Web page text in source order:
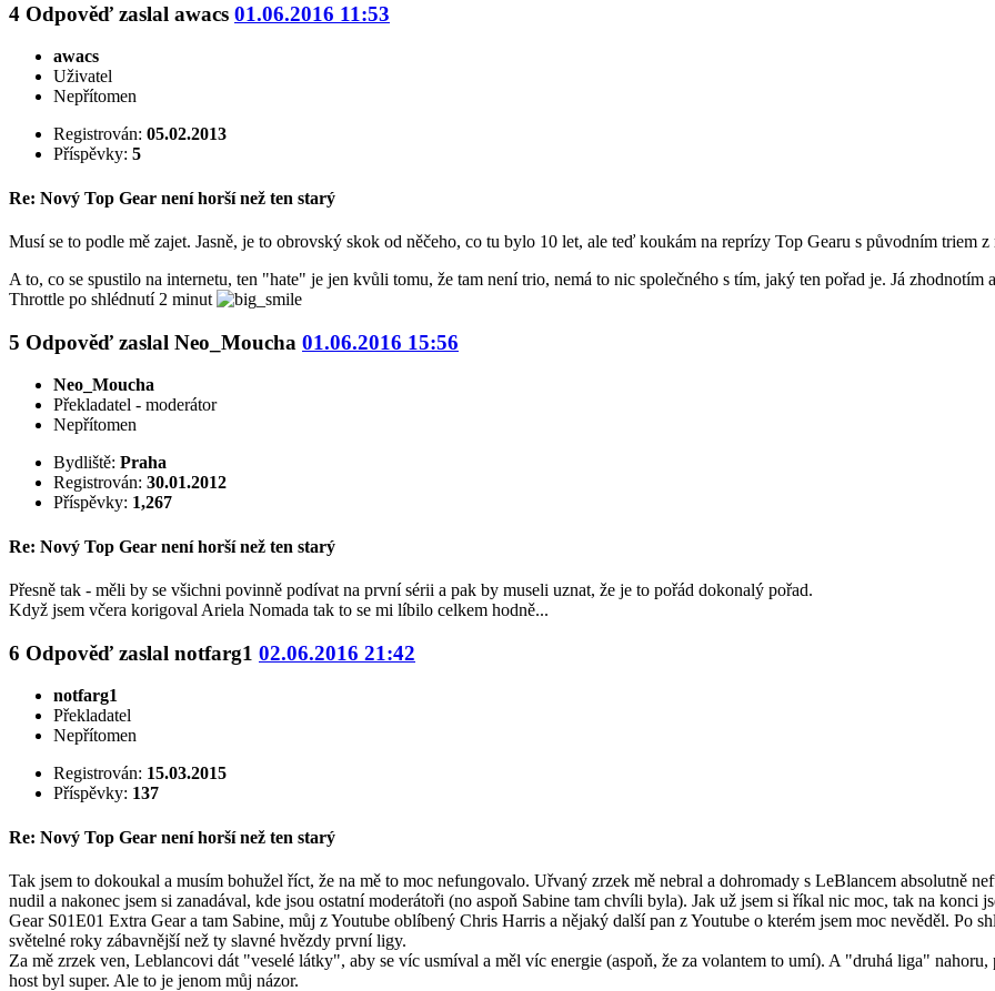
4 Odpověď zaslal awacs 01.06.2016 11:53
awacs
Uživatel
Nepřítomen
Registrován: 05.02.2013
Příspěvky: 5
Re: Nový Top Gear není horší než ten starý
Musí se to podle mě zajet. Jasně, je to obrovský skok od něčeho, co tu bylo 10 let, ale teď koukám na reprízy Top Gearu s původním triem
A to, co se spustilo na internetu, ten "hate" je jen kvůli tomu, že tam není trio, nemá to nic společného s tím, jaký ten pořad je. Já
Throttle po shlédnutí 2 minut
5 Odpověď zaslal Neo_Moucha 01.06.2016 15:56
Neo_Moucha
Překladatel - moderátor
Nepřítomen
Bydliště: Praha
Registrován: 30.01.2012
Příspěvky: 1,267
Re: Nový Top Gear není horší než ten starý
Přesně tak - měli by se všichni povinně podívat na první sérii a pak by museli uznat, že je to pořád dokonalý pořad.
Když jsem včera korigoval Ariela Nomada tak to se mi líbilo celkem hodně...
6 Odpověď zaslal notfarg1 02.06.2016 21:42
notfarg1
Překladatel
Nepřítomen
Registrován: 15.03.2015
Příspěvky: 137
Re: Nový Top Gear není horší než ten starý
Tak jsem to dokoukal a musím bohužel říct, že na mě to moc nefungovalo. Uřvaný zrzek mě nebral a dohromady s LeBlancem absolutně
nudil a nakonec jsem si zanadával, kde jsou ostatní moderátoři (no aspoň Sabine tam chvíli byla). Jak už jsem si říkal nic moc, tak na
Gear S01E01 Extra Gear a tam Sabine, můj z Youtube oblíbený Chris Harris a nějaký další pan z Youtube o kterém jsem moc nevěděl. Po
světelné roky zábavnější než ty slavné hvězdy první ligy.
Za mě zrzek ven, Leblancovi dát "veselé látky", aby se víc usmíval a měl víc energie (aspoň, že za volantem to umí). A "druhá liga"
host byl super. Ale to je jenom můj názor.